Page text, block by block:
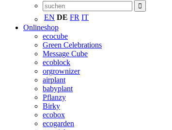
EN DE FR IT
Onlineshop
ecocube
Green Celebrations
Message Cube
ecoblock
orgrownizer
airplant
babyplant
Pflanzy
Birky
ecobox
ecogarden